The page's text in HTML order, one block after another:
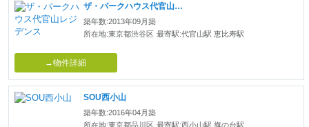
ザ・パークハウス代官山レジデンス
築年数:2013年09月築
所在地:東京都渋谷区 最寄駅:代官山駅 恵比寿駅
→物件詳細
SOU西小山
築年数:2016年04月築
所在地:東京都品川区 最寄駅:西小山駅 旗の台駅